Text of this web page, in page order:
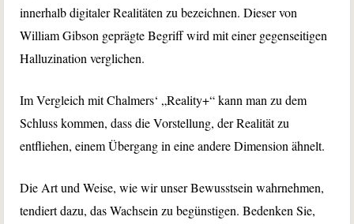
innerhalb digitaler Realitäten zu bezeichnen. Dieser von
William Gibson geprägte Begriff wird mit einer gegenseitigen
Halluzination verglichen.
Im Vergleich mit Chalmers‘ „Reality+“ kann man zu dem
Schluss kommen, dass die Vorstellung, der Realität zu
entfliehen, einem Übergang in eine andere Dimension ähnelt.
Die Art und Weise, wie wir unser Bewusstsein wahrnehmen,
tendiert dazu, das Wachsein zu begünstigen. Bedenken Sie,